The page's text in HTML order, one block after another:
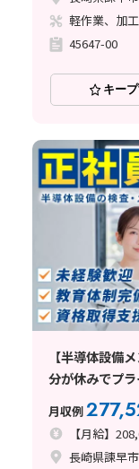
45647-00
キー
【半導体設備
分が休みでプ
人です♪
月収例
【月給】
長崎県諫早市